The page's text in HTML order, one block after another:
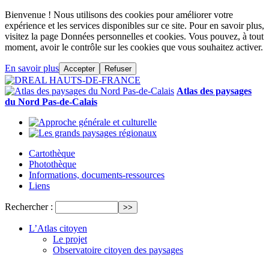
Bienvenue ! Nous utilisons des cookies pour améliorer votre
expérience et les services disponibles sur ce site. Pour en savoir plus,
visitez la page Données personnelles et cookies. Vous pouvez, à tout
moment, avoir le contrôle sur les cookies que vous souhaitez activer.
En savoir plus Accepter Refuser
Atlas des paysages
du Nord Pas-de-Calais
Cartothèque
Photothèque
Informations, documents-ressources
Liens
Rechercher :
L’Atlas citoyen
Le projet
Observatoire citoyen des paysages